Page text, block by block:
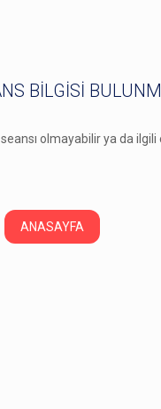
BİLGİSİ
olmayabilir ya da
ANASAYFA